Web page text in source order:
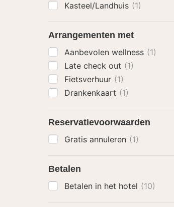
Kasteel/Landhuis (1)
Arrangementen met
Aanbevolen wellness (1)
Late check out (1)
Fietsverhuur (1)
Drankenkaart (1)
Reservatievoorwaarden
Gratis annuleren (1)
Betalen
Betalen in het hotel (10)